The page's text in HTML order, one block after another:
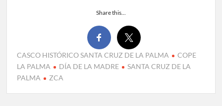
Share this...
CASCO HISTÓRICO SANTA CRUZ DE LA PALMA
COPE
LA PALMA
DÍA DE LA MADRE
SANTA CRUZ DE LA
PALMA
ZCA